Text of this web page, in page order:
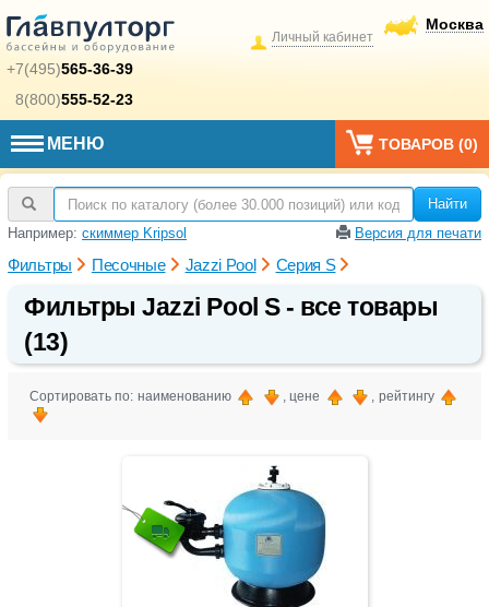
+7(495)565-36-39
8(800)555-52-23
Москва
Личный кабинет
МЕНЮ ТОВАРОВ (0)
Найти
Например: скиммер Kripsol Версия для печати
Фильтры Песочные Jazzi Pool Серия S
Фильтры Jazzi Pool S - все товары
(13)
Сортировать по: наименованию , цене , рейтингу